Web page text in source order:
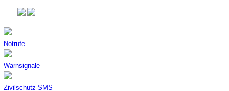
Notrufe
Warnsignale
Zivilschutz-SMS